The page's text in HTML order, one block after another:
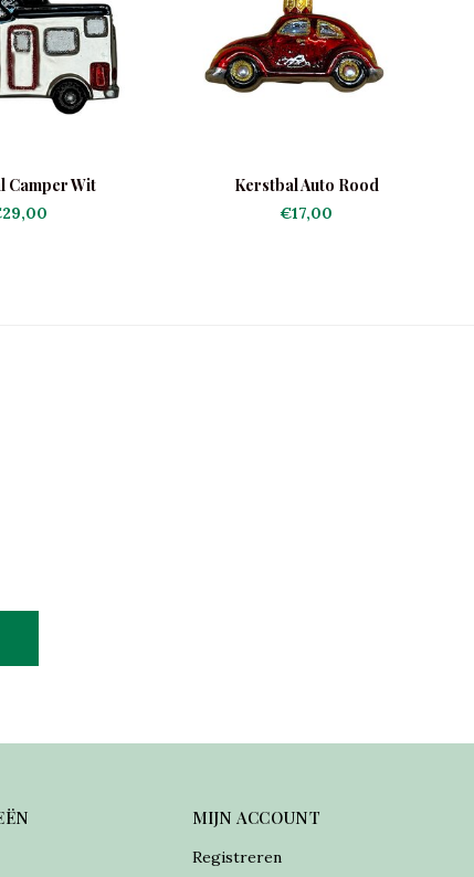
Camper Wit Kerstbal Auto Rood
€17,00
MIJN ACCOUNT
Registreren